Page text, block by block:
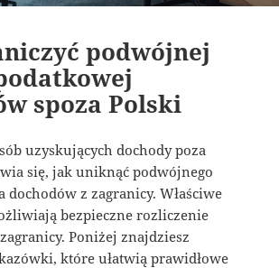
podwójnej
spoza Polski
uzyskujących dochody poza
się, jak uniknąć podwójnego
dochodów z zagranicy. Właściwe
bezpieczne rozliczenie
Poniżej znajdziesz
które ułatwią prawidłowe